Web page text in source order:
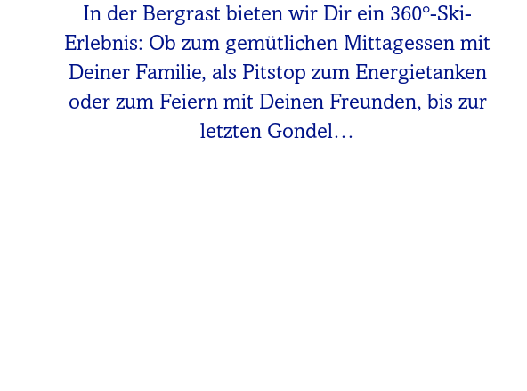
In der Bergrast bieten wir Dir ein 360°-Ski-
Erlebnis: Ob zum gemütlichen Mittagessen mit
Deiner Familie, als Pitstop zum Energietanken
oder zum Feiern mit Deinen Freunden, bis zur
letzten Gondel…